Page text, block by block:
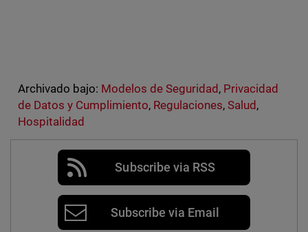
Archivado bajo: Modelos de Seguridad , Privacidad
de Datos y Cumplimiento, Regulaciones,Salud ,
Hospitalidad
Subscribe via RSS
Subscribe via Email